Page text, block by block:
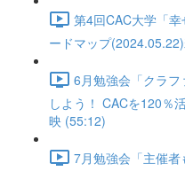
第4回CAC大学「
ードマップ
6月勉強会「クラ
しよう！ CACを120％
映 (55:12)
7月勉強会「主催者